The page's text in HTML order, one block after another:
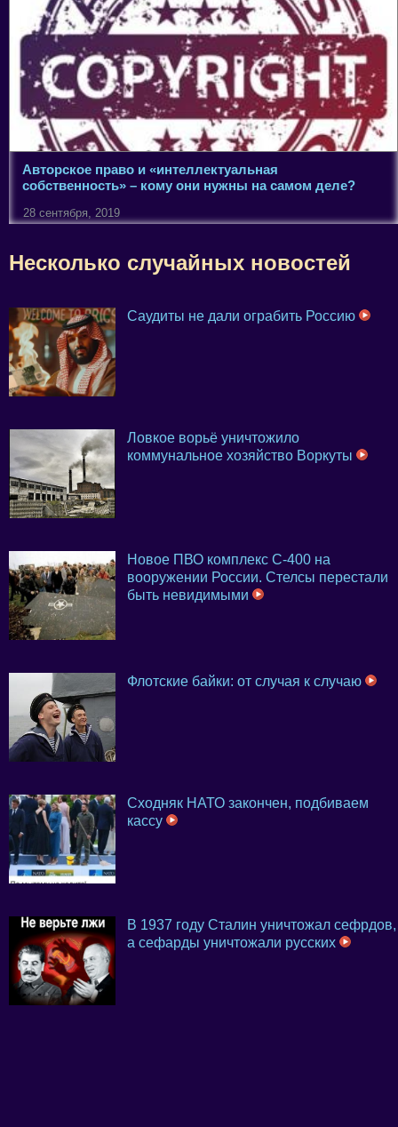
Авторское право и «интеллектуальная
собственность» – кому они нужны на самом деле?
28 сентября, 2019
Несколько случайных новостей
Саудиты не дали ограбить Россию
Ловкое ворьё уничтожило
коммунальное хозяйство Воркуты
Новое ПВО комплекс С-400 на
вооружении России. Стелсы перестали
быть невидимыми
Флотские байки: от случая к случаю
Сходняк НАТО закончен, подбиваем
кассу
В 1937 году Сталин уничтожал сефрдов,
а сефарды уничтожали русских